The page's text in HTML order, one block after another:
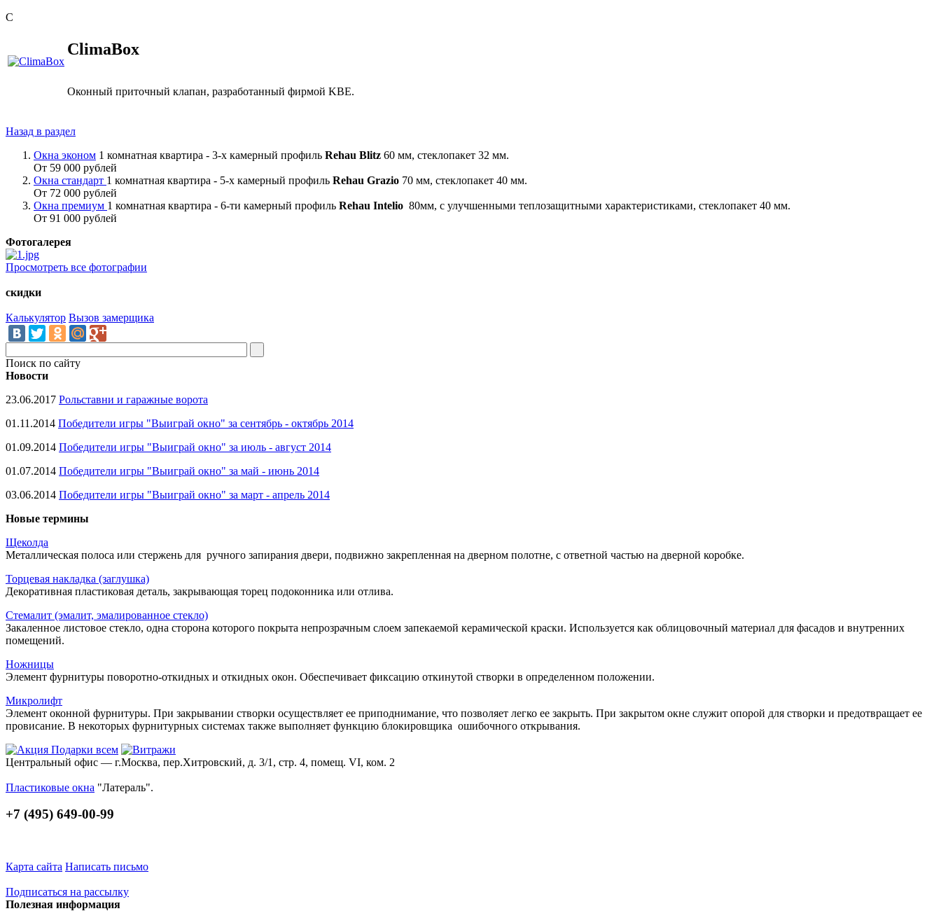
C
ClimaBox
Оконный приточный клапан, разработанный фирмой KBE.
Назад в раздел
Окна эконом 1 комнатная квартира - 3-х камерный профиль Rehau Blitz 60 мм, стеклопакет 32 мм.
От 59 000 рублей
Окна стандарт 1 комнатная квартира - 5-х камерный профиль Rehau Grazio 70 мм, стеклопакет 40 мм.
От 72 000 рублей
Окна премиум 1 комнатная квартира - 6-ти камерный профиль Rehau Intelio 80мм, с улучшенными теплозащитными характеристиками, стеклопакет 40 мм.
От 91 000 рублей
Фотогалерея
Просмотреть все фотографии
скидки
Калькулятор Вызов замерщика
Поиск по сайту
Новости
23.06.2017 Рольставни и гаражные ворота
01.11.2014 Победители игры "Выиграй окно" за сентябрь - октябрь 2014
01.09.2014 Победители игры "Выиграй окно" за июль - август 2014
01.07.2014 Победители игры "Выиграй окно" за май - июнь 2014
03.06.2014 Победители игры "Выиграй окно" за март - апрель 2014
Новые термины
Щеколда
Металлическая полоса или стержень для ручного запирания двери, подвижно закрепленная на дверном полотне, с ответной частью на дверной коробке.
Торцевая накладка (заглушка)
Декоративная пластиковая деталь, закрывающая торец подоконника или отлива.
Стемалит (эмалит, эмалированное стекло)
Закаленное листовое стекло, одна сторона которого покрыта непрозрачным слоем запекаемой керамической краски. Используется как облицовочный материал для фасадов и внутренних
помещений.
Ножницы
Элемент фурнитуры поворотно-откидных и откидных окон. Обеспечивает фиксацию откинутой створки в определенном положении.
Микролифт
Элемент оконной фурнитуры. При закрывании створки осуществляет ее приподнимание, что позволяет легко ее закрыть. При закрытом окне служит опорой для створки и предотвращает ее
провисание. В некоторых фурнитурных системах также выполняет функцию блокировщика ошибочного открывания.
Центральный офис — г.Москва, пер.Хитровский, д. 3/1, стр. 4, помещ. VI, ком. 2
Пластиковые окна "Латераль".
+7 (495) 649-00-99
Карта сайта Написать письмо
Подписаться на рассылку
Полезная информация